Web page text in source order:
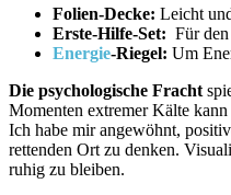
Folien-Decke: Leicht
Erste-Hilfe-Set:
Für
Energie-Riegel: Um
Die psychologische Fracht
Momenten ​extremer Kälte
Ich habe mir⁣ angewöhnt,
rettenden‍ Ort⁢ zu denken.‌
ruhig zu bleiben.